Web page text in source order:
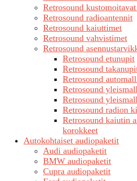
Retrosound
Retrosound radioantennit
Retrosound kaiuttimet
Retrosound vahvistimet
Retrosound
Retrosound etunupit
Retrosound
Retrosound
Retrosound
Retrosound
Retrosound radion
Retrosound kaiutin
korokkeet
Autokohtaiset audiopaketit
Audi audiopaketit
BMW audiopaketit
Cupra audiopaketit